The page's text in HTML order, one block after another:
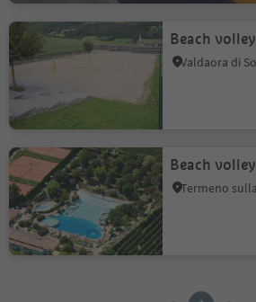
Beach volley
Beach volley